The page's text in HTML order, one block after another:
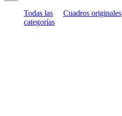
Todas las
categorías
Cuadros originales